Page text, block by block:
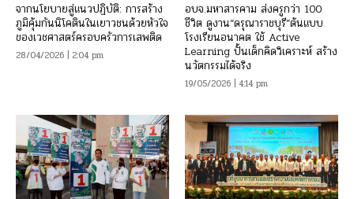
จากนโยบายสู่แนวปฏิบัติ: การสร้าง
ภูมิคุ้มกันนิโคตินในเยาวชนด้วยหัวใจ
ของเวชศาสตร์ครอบครัวการเสพติด
28/04/2026 | 2:04 pm
อบจ.มหาสารคาม ส่งครูกว่า 100
ชีวิต ดูงาน“ดรุณาราชบุรี”ต้นแบบ
โรงเรียนอนาคต ใช้ Active
Learning ปั้นเด็กคิดวิเคราะห์ สร้าง
นวัตกรรมได้จริง
19/05/2026 | 4:14 pm